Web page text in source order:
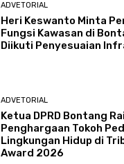
ADVETORIAL
Heri Keswanto Minta
Fungsi Kawasan di
Diikuti Penyesuaian
ADVETORIAL
Ketua DPRD Bontang
Penghargaan Tokoh
Lingkungan Hidup di
Award 2026